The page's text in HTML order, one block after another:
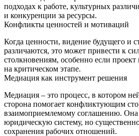
подходах к работе, культурных
и конкуренции за ресурсы.
Конфликты ценностей и мотиваций
Когда ценности, видение будущего и
различаются, это может привести к
столкновениям, особенно если
на критическом этапе.
Медиация как инструмент решения
Медиация – это процесс, в котором
сторона помогает конфликтующим
взаимоприемлемому соглашению. Она
юридическую систему, но
сохранения рабочих отношений.